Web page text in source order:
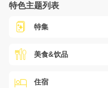
特色主题列表
特集
美食&饮品
住宿